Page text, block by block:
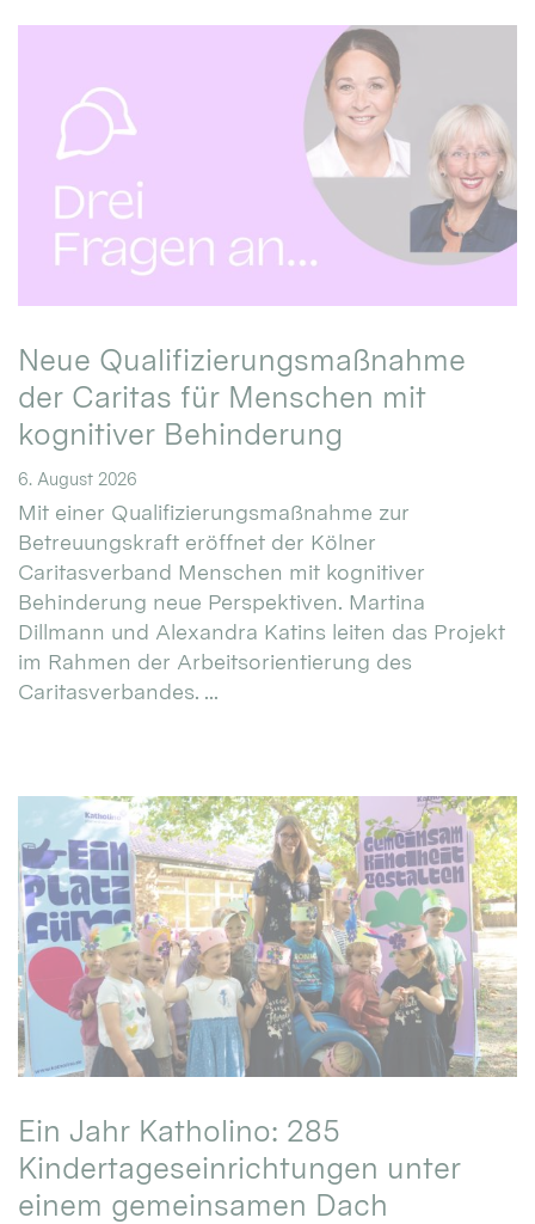
Neue Qualifizierungsmaßnahme
der Caritas für Menschen mit
kognitiver Behinderung
6. August 2026
Mit einer Qualifizierungsmaßnahme zur
Betreuungskraft eröffnet der Kölner
Caritasverband Menschen mit kognitiver
Behinderung neue Perspektiven. Martina
Dillmann und Alexandra Katins leiten das Projekt
im Rahmen der Arbeitsorientierung des
Caritasverbandes. ...
Ein Jahr Katholino: 285
Kindertageseinrichtungen unter
einem gemeinsamen Dach